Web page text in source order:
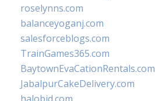
roselynns.com
balanceyoganj.com
salesforceblogs.com
TrainGames365.com
BaytownEvaCationRentals.com
JabalpurCakeDelivery.com